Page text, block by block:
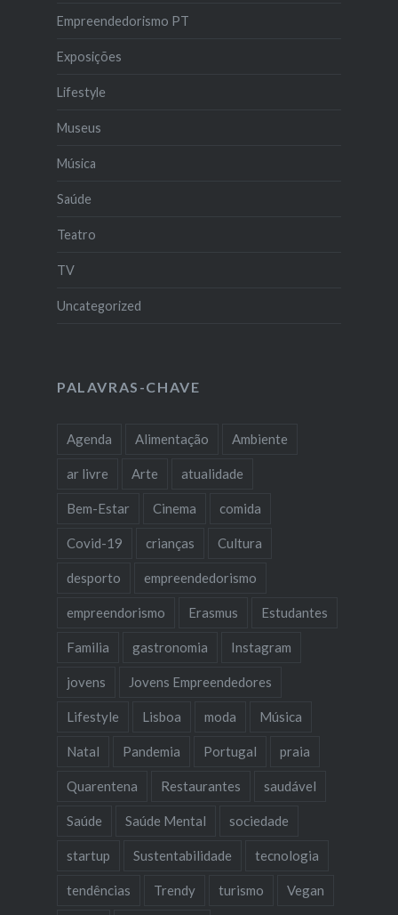
Empreendedorismo PT
Exposições
Lifestyle
Museus
Música
Saúde
Teatro
TV
Uncategorized
PALAVRAS-CHAVE
Agenda Alimentação Ambiente
ar livre Arte atualidade
Bem-Estar Cinema comida
Covid-19 crianças Cultura
desporto empreendedorismo
empreendorismo Erasmus Estudantes
Familia gastronomia Instagram
jovens Jovens Empreendedores
Lifestyle Lisboa moda Música
Natal Pandemia Portugal praia
Quarentena Restaurantes saudável
Saúde Saúde Mental sociedade
startup Sustentabilidade tecnologia
tendências Trendy turismo Vegan